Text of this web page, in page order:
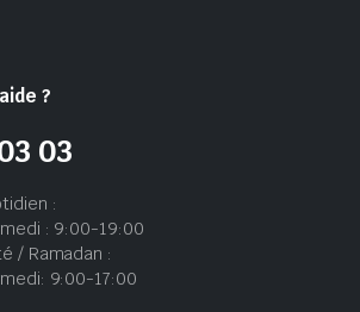
?
03
:
: 9:00-19:00
/ Ramadan :
9:00-17:00